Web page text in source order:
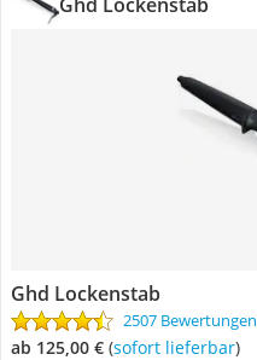
Ghd Lockenstab
2507 Bewertungen
ab 125,00 € ( Sofort lieferbar)